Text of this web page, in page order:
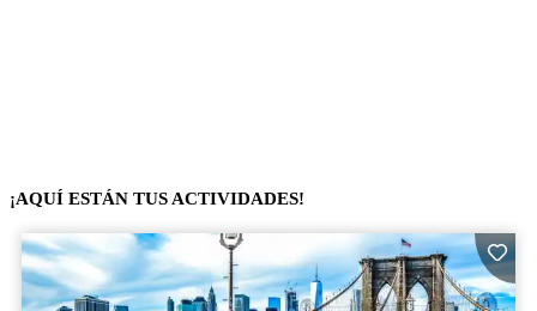
¡AQUÍ ESTÁN TUS ACTIVIDADES!